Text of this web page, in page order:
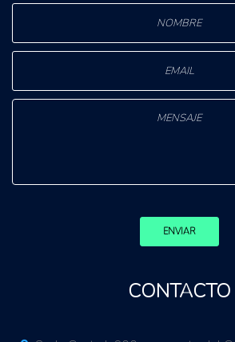
ENVIAR
CONTACTO